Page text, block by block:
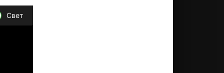
Свет